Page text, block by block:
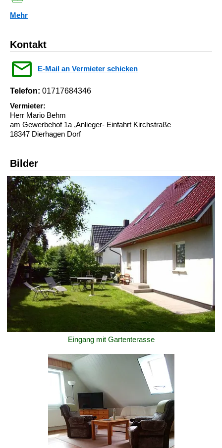
Mehr
Kontakt
E-Mail an Vermieter schicken
Telefon: 01717684346
Vermieter:
Herr Mario Behm
am Gewerbehof 1a ,Anlieger- Einfahrt Kirchstraße
18347 Dierhagen Dorf
Bilder
Eingang mit Gartenterasse